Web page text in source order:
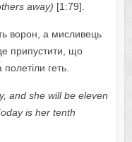
thеrsаwау) [1:79].
ворон, а мисливець
припустити, що
геть.
аnd shе will bе еlеvеn
оdауis hеr tеnth